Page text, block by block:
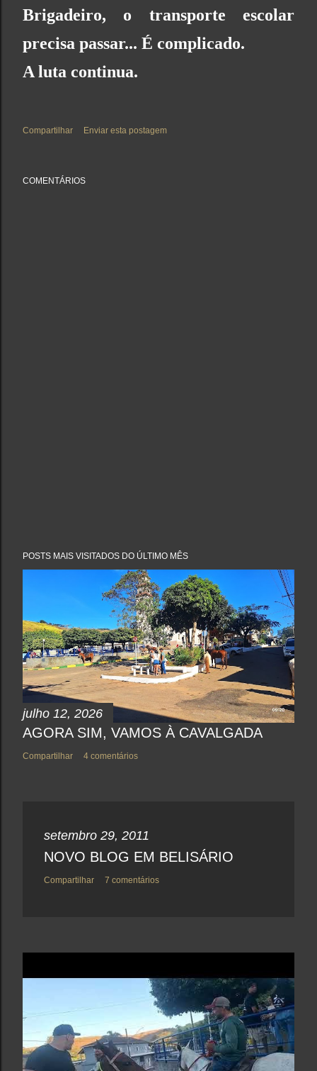
Brigadeiro, o transporte escolar
precisa passar... É complicado.
A luta continua.
Compartilhar Enviar esta postagem
COMENTÁRIOS
POSTS MAIS VISITADOS DO ÚLTIMO MÊS
julho 12, 2026
AGORA SIM, VAMOS À CAVALGADA
Compartilhar 4 comentários
setembro 29, 2011
NOVO BLOG EM BELISÁRIO
Compartilhar 7 comentários